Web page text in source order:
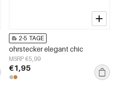
2-5 TAGE
ohrstecker elegant chic
MSRP €5,99
€1,95